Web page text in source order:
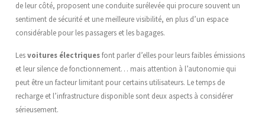
de leur côté, proposent une conduite surélevée qui procure souvent un
sentiment de sécurité et une meilleure visibilité, en plus d’un espace
considérable pour les passagers et les bagages.
Lesvoitures électriquesfont parler d’elles pour leurs faibles émissions
et leur silence de fonctionnement… mais attention à l’autonomie qui
peut être un facteur limitant pour certains utilisateurs. Le temps de
recharge et l’infrastructure disponible sont deux aspects à considérer
sérieusement.